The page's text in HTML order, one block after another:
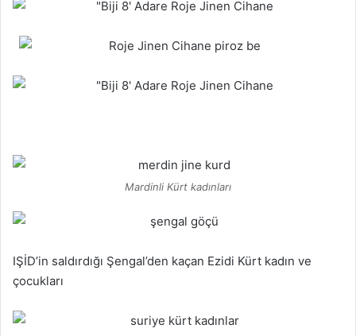
Mardinli Kürt kadınları
IŞİD’in saldırdığı Şengal’den kaçan Ezidi Kürt kadın ve
çocukları